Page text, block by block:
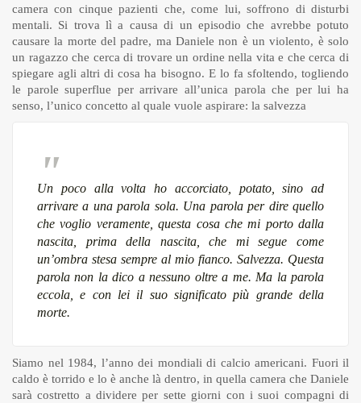
camera con cinque pazienti che, come lui, soffrono di disturbi
mentali. Si trova lì a causa di un episodio che avrebbe potuto
causare la morte del padre, ma Daniele non è un violento, è solo
un ragazzo che cerca di trovare un ordine nella vita e che cerca di
spiegare agli altri di cosa ha bisogno. E lo fa sfoltendo, togliendo
le parole superflue per arrivare all’unica parola che per lui ha
senso, l’unico concetto al quale vuole aspirare: la salvezza
Un poco alla volta ho accorciato, potato, sino ad
arrivare a una parola sola. Una parola per dire quello
che voglio veramente, questa cosa che mi porto dalla
nascita, prima della nascita, che mi segue come
un’ombra stesa sempre al mio fianco. Salvezza. Questa
parola non la dico a nessuno oltre a me. Ma la parola
eccola, e con lei il suo significato più grande della
morte.
Siamo nel 1984, l’anno dei mondiali di calcio americani. Fuori il
caldo è torrido e lo è anche là dentro, in quella camera che Daniele
sarà costretto a dividere per sette giorni con i suoi compagni di